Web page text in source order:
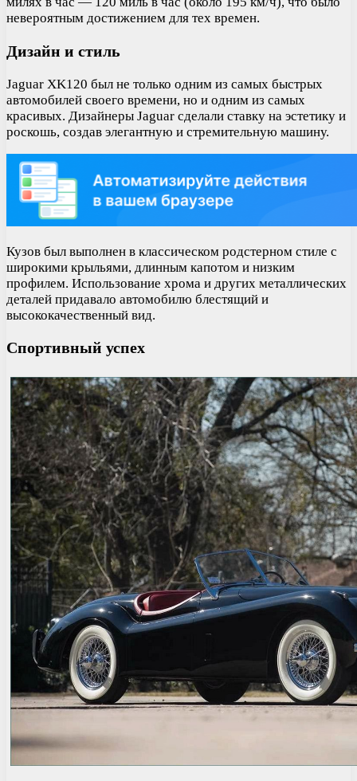
невероятным достижением для тех времен.
Дизайн и стиль
Jaguar XK120 был не только одним из самых быстрых
автомобилей своего времени, но и одним из самых
красивых. Дизайнеры Jaguar сделали ставку на эстетику и
роскошь, создав элегантную и стремительную машину.
Кузов был выполнен в классическом родстерном стиле с
широкими крыльями, длинным капотом и низким
профилем. Использование хрома и других металлических
деталей придавало автомобилю блестящий и
высококачественный вид.
Спортивный успех